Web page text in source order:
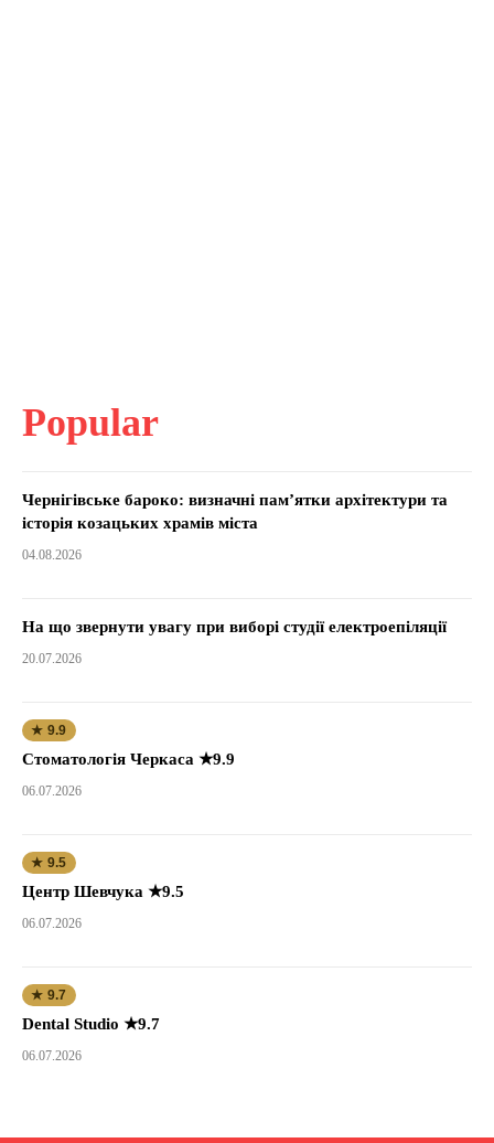
Popular
Чернігівське бароко: визначні пам’ятки архітектури та
історія козацьких храмів міста
04.08.2026
На що звернути увагу при виборі студії електроепіляції
20.07.2026
★ 9.9
Стоматологія Черкаса ★9.9
06.07.2026
★ 9.5
Центр Шевчука ★9.5
06.07.2026
★ 9.7
Dental Studio ★9.7
06.07.2026